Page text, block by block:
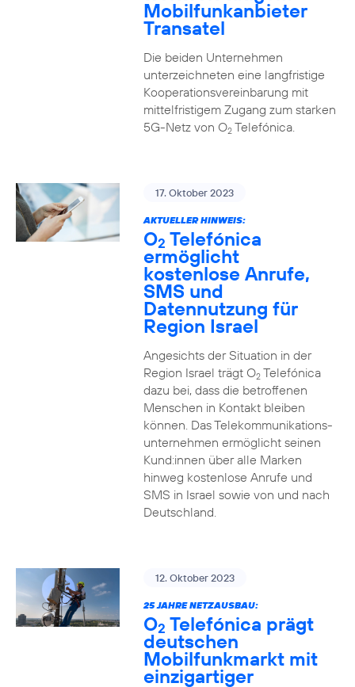
Mobilfunkanbieter
Transatel
Die beiden Unternehmen
unterzeichneten eine langfristige
Kooperationsvereinbarung mit
mittelfristigem Zugang zum starken
5G-Netz von O2Telefónica.
17. Oktober 2023
AKTUELLER HINWEIS:
O2 Telefónica
ermöglicht
kostenlose Anrufe,
SMS und
Datennutzung für
Region Israel
Angesichts der Situation in der
Region Israel trägt O2Telefónica
dazu bei, dass die betroffenen
Menschen in Kontakt bleiben
können. Das Telekommunikations­
unternehmen ermöglicht seinen
Kund:innen über alle Marken
hinweg kostenlose Anrufe und
SMS in Israel sowie von und nach
Deutschland.
12. Oktober 2023
25 JAHRE NETZAUSBAU:
O2 Telefónica prägt
deutschen
Mobilfunkmarkt mit
einzigartiger